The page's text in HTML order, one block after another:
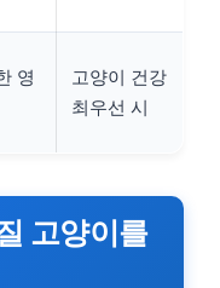
영
고양이 건강
최우선 시
고양이를